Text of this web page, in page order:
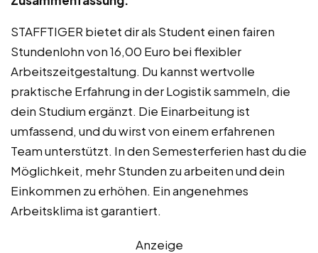
STAFFTIGER bietet dir als Student einen fairen
Stundenlohn von 16,00 Euro bei flexibler
Arbeitszeitgestaltung. Du kannst wertvolle
praktische Erfahrung in der Logistik sammeln, die
dein Studium ergänzt. Die Einarbeitung ist
umfassend, und du wirst von einem erfahrenen
Team unterstützt. In den Semesterferien hast du die
Möglichkeit, mehr Stunden zu arbeiten und dein
Einkommen zu erhöhen. Ein angenehmes
Arbeitsklima ist garantiert.
Anzeige